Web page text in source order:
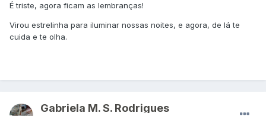
É triste, agora ficam as lembranças!
Virou estrelinha para iluminar nossas noites, e agora, de lá te
cuida e te olha.
Gabriela M. S. Rodrigues